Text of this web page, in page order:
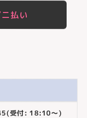
払い
受付: 18:10～)